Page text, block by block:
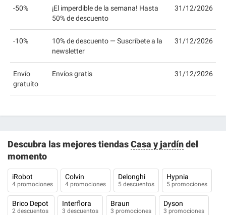
-50%
¡El imperdible de la semana! Hasta
50% de descuento
31/12/2026
-10%
10% de descuento — Suscríbete a la
newsletter
31/12/2026
Envío
gratuito
Envíos gratis 31/12/2026
Descubra las mejores tiendasCasa y jardíndel
momento
iRobot
4 promociones
Colvin
4 promociones
Delonghi
5 descuentos
Hypnia
5 promociones
Brico Depot
2 descuentos
Interflora
3 descuentos
Braun
3 promociones
Dyson
3 promociones